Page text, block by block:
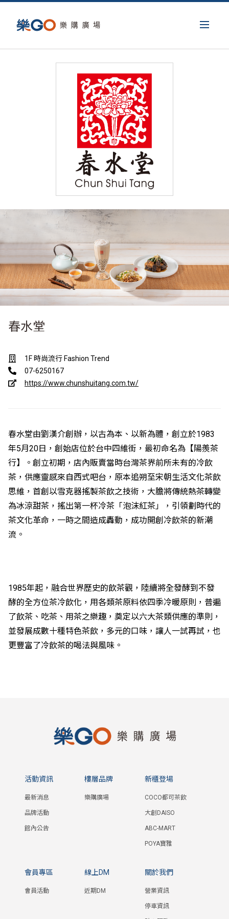
春水堂
1F 時尚流行 Fashion Trend
07-6250167
https://www.chunshuitang.com.tw/
春水堂由劉漢介創辦，以古為本、以新為體，創立於1983
年5月20日，創始店位於台中四維街，最初命名為【陽羨茶
行】。創立初期，店內販賣當時台灣茶界前所未有的冷飲
茶，供應靈感來自西式吧台，原本追朔至宋朝生活文化茶飲
思維，首創以雪克器搖製茶飲之技術，大膽將傳統熱茶轉變
為冰涼甜茶，搖出第一杯冷茶「泡沫紅茶」，引領劃時代的
茶文化革命，一時之間造成轟動，成功開創冷飲茶的新潮
流。
1985年起，融合世界歷史的飲茶觀，陸續將全發酵到不發
酵的全方位茶冷飲化，用各類茶原料依四季冷暖原則，普遍
了飲茶、吃茶、用茶之樂趣，奠定以六大茶類供應的準則，
並發展成數十種特色茶飲，多元的口味，讓人一試再試，也
更豐富了冷飲茶的喝法與風味。
活動資訊
最新消息
品牌活動
館內公告
樓層品牌
樂購廣場
新櫃登場
COCO都可茶飲
大創DAISO
ABC-MART
POYA寶雅
會員專區
會員活動
線上DM
近期DM
關於我們
營業資訊
停車資訊